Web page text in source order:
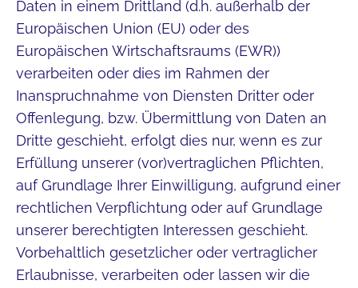
Daten in einem Drittland (d.h. außerhalb der
Europäischen Union (EU) oder des
Europäischen Wirtschaftsraums (EWR))
verarbeiten oder dies im Rahmen der
Inanspruchnahme von Diensten Dritter oder
Offenlegung, bzw. Übermittlung von Daten an
Dritte geschieht, erfolgt dies nur, wenn es zur
Erfüllung unserer (vor)vertraglichen Pflichten,
auf Grundlage Ihrer Einwilligung, aufgrund einer
rechtlichen Verpflichtung oder auf Grundlage
unserer berechtigten Interessen geschieht.
Vorbehaltlich gesetzlicher oder vertraglicher
Erlaubnisse, verarbeiten oder lassen wir die